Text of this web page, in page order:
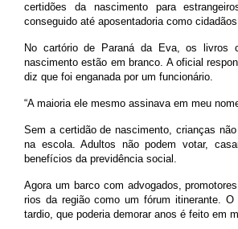
certidões da nascimento para
conseguido até aposentadoria como
No cartório de Paraná da Eva, os livros
nascimento estão em branco. Aoficial
diz que foi enganada por um funcionário.
“A maioria ele mesmo assinava em meu
Sem a certidão de nascimento, crianças
na escola. Adultos não podem votar,
benefícios da previdência social.
Agora um barco com advogados,
rios da região como um fórum itinerante. O
tardio, que poderia demorar anos é feito em